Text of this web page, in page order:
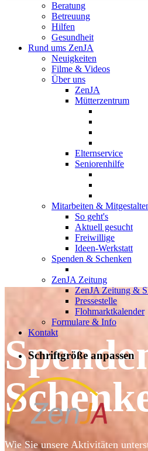
Beratung
Betreuung
Hilfen
Gesundheit
Rund ums ZenJA
Neuigkeiten
Filme & Videos
Über uns
ZenJA
Mütterzentrum
Elternservice
Seniorenhilfe
Mitarbeiten &
So geht's
Aktuell gesucht
Freiwillige
Ideen-Werkstatt
Spenden & Schenken
ZenJA Zeitung
ZenJA Zeitung &
Pressestelle
Flohmarktkalender
Formulare & Info
Kontakt
Schriftgröße anpassen
Wie Sie unsere Aktivitäten